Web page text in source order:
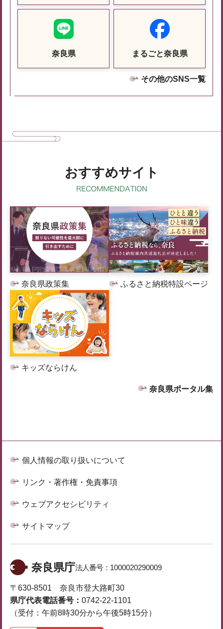
奈良県 まるごと奈良県
その他のSNS一覧
おすすめサイト
奈良県政策集 ふるさと納税特設ページ
キッズならけん
奈良県ポータル集
個人情報の取り扱いについて
リンク・著作権・免責事項
ウェブアクセシビリティ
サイトマップ
奈良県庁法人番号： 1000020290009
〒630-8501 奈良市登大路町30
県庁代表電話番号： 0742-22-1101
（受付：午前8時30分から午後5時15分）